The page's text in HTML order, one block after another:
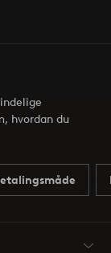
hvordan du